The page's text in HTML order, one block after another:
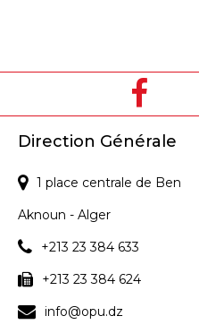
Direction Générale
1 place centrale de Ben
Aknoun - Alger
+213 23 384 633
+213 23 384 624
info@opu.dz